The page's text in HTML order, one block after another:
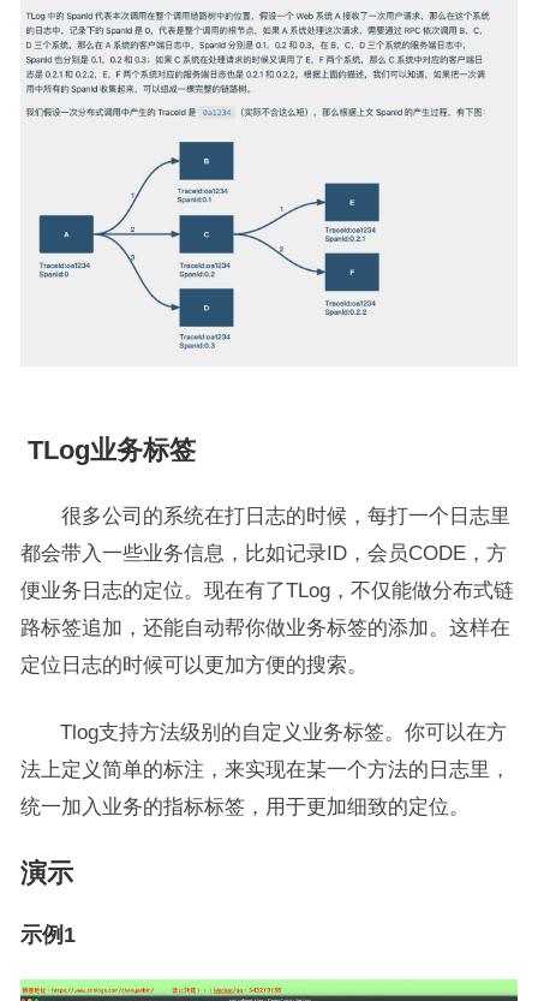
TLog业务标签
很多公司的系统在打日志的时候，每打一个日志里
都会带入一些业务信息，比如记录ID，会员CODE，方
便业务日志的定位。现在有了TLog，不仅能做分布式链
路标签追加，还能自动帮你做业务标签的添加。这样在
定位日志的时候可以更加方便的搜索。
Tlog支持方法级别的自定义业务标签。你可以在方
法上定义简单的标注，来实现在某一个方法的日志里，
统一加入业务的指标标签，用于更加细致的定位。
演示
示例1